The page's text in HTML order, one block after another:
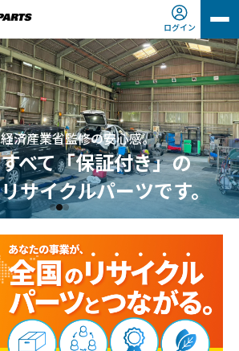
ログイン
経済産業省監修の安心感。
すべて「保証付き」の
リサイクルパーツです。